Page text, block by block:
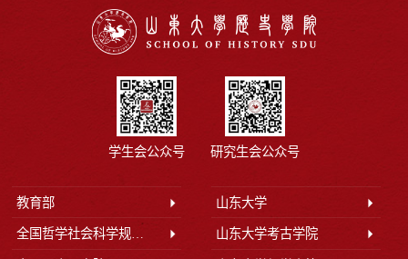
学生会公众号 研究生会公众号
教育部 山东大学
全国哲学社会科学规划办公室 山东大学考古学院